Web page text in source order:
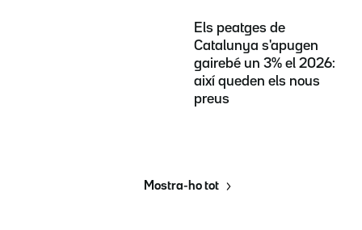
Els peatges de
Catalunya s'apugen
gairebé un 3% el 2026:
així queden els nous
preus
Mostra-ho tot